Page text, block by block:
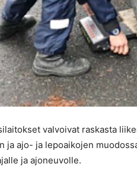
valvoivat raskasta
ja ajo- ja lepoaikojen
ja ajoneuvolle.